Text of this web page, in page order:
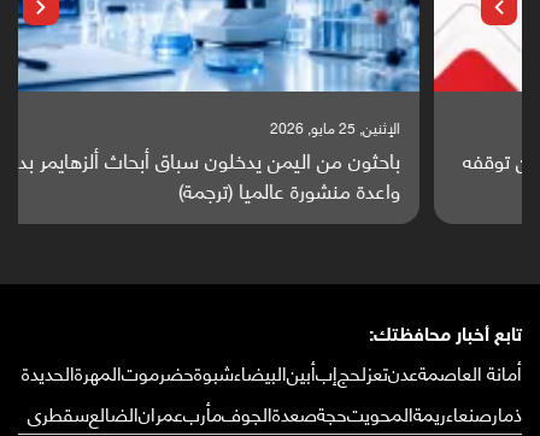
باحثون من اليمن يدخلون سباق أبحاث ألزهايمر بدراسة
واعدة منشورة عالميا (ترجمة)
تابع أخبار محافظتك:
أمانة العاصمةعدنتعزلحجإبأبينالبيضاءشبوةحضرموتالمهرةالحديدة
ذمارصنعاءريمةالمحويتحجةصعدةالجوفمأربعمرانالضالعسقطرى